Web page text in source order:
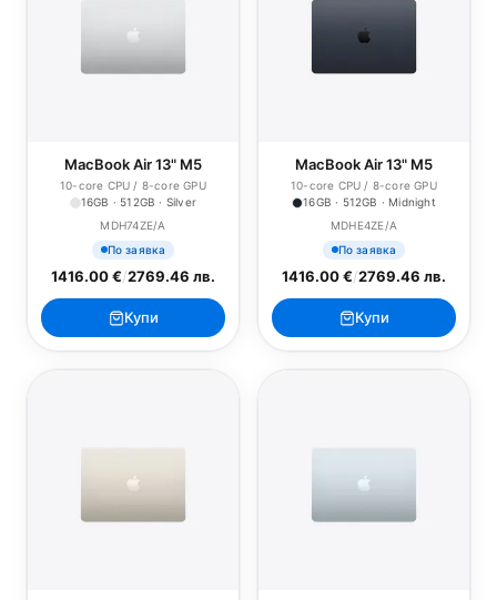
MacBook Air 13" M5
10-core CPU / 8-core GPU
16GB · 512GB · Silver
MDH74ZE/A
По заявка
1416.00 €/2769.46 лв.
Купи
MacBook Air 13" M5
10-core CPU / 8-core GPU
16GB · 512GB · Midnight
MDHE4ZE/A
По заявка
1416.00 €/2769.46 лв.
Купи